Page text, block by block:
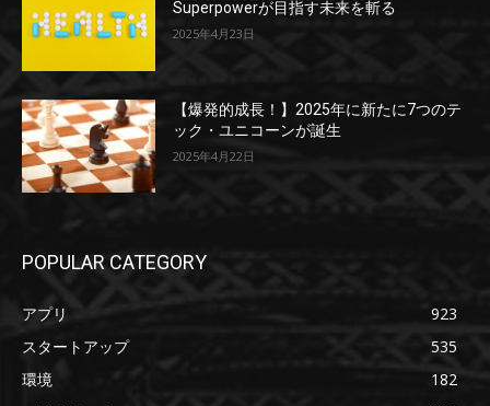
Superpowerが目指す未来を斬る
2025年4月23日
【爆発的成長！】2025年に新たに7つのテ
ック・ユニコーンが誕生
2025年4月22日
POPULAR CATEGORY
アプリ
923
スタートアップ
535
環境
182